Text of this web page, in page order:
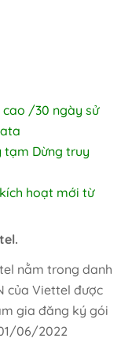
cao /30 ngày sử
Dừng truy
hoạt mới từ
nằm trong danh
của Viettel được
gia đăng ký gói
06/2022